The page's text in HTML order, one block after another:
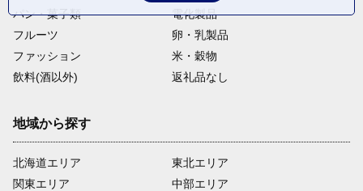
パン・菓子類
電化製品
フルーツ
卵・乳製品
ファッション
米・穀物
飲料(酒以外)
返礼品なし
地域から探す
北海道エリア
関東エリア
東北エリア
中部エリア